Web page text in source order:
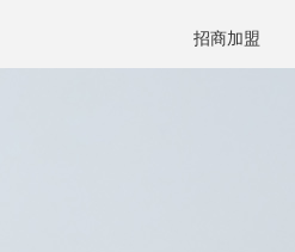
招商加盟